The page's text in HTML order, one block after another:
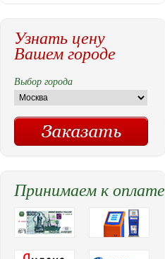
Узнать цену
Вашем городе
Выбор города
Принимаем к оплате